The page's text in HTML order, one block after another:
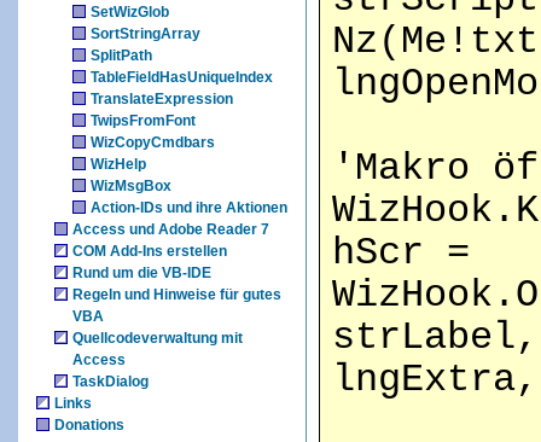
SetWizGlob
SortStringArray
SplitPath
TableFieldHasUniqueIndex
TranslateExpression
TwipsFromFont
WizCopyCmdbars
WizHelp
WizMsgBox
Action-IDs und ihre Aktionen
Access und Adobe Reader 7
COM Add-Ins erstellen
Rund um die VB-IDE
Regeln und Hinweise für gutes
VBA
Quellcodeverwaltung mit
Access
TaskDialog
Links
Donations
'Makro
hScr =
strLabel,